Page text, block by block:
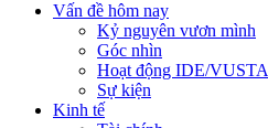
Vấn đề hôm nay
Kỷ nguyên vươn mình
Góc nhìn
Hoạt động IDE/VUSTA
Sự kiện
Kinh tế